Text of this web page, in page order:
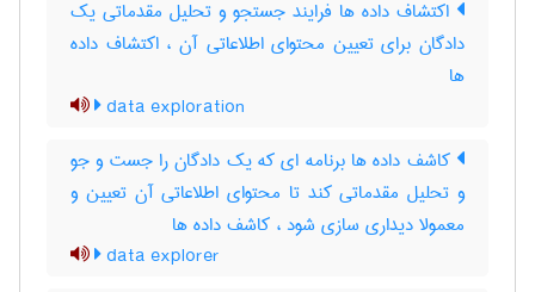
اکتشاف داده ها فرایند جستجو و تحلیل مقدماتی یک
دادگان برای تعیین محتوای اطلاعاتی آن ، اکتشاف داده
‌ها
data exploration
کاشف داده ها برنامه ای که یک دادگان را جست و جو
و تحلیل مقدماتی کند تا محتوای اطلاعاتی آن تعیین و
معمولا دیداری سازی شود ، کاشف داده ‌ها
data explorer